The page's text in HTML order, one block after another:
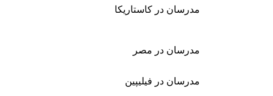
مدرسان در کاستاریکا
مدرسان در مصر
مدرسان در فیلیپین